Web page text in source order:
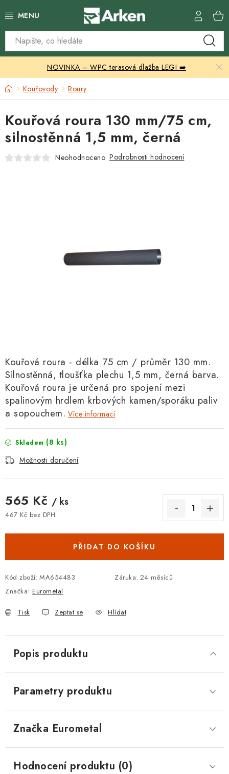
na
Skleníky
Zahradní přístřešky
Zahradní nábytek
Grily a ohniště
NOVINKA – WPC terasová dlažba LEGI ➡️
DomůKouřovody Roury
Kouřová roura - délka 75 cm / průměr 130 mm.
Silnostěnná, tloušťka plechu 1,5 mm, černá barva.
Kouřová roura je určená pro spojení mezi
spalinovým hrdlem krbových kamen/sporáku paliv
a sopouchem. Více informací
Skladem (8 ks)
Možnosti doručení
565 Kč / ks
467 Kč bez DPH
PŘIDAT DO KOŠÍKU
Kód zboží: MA654483 Záruka: 24 měsíců
Značka: Eurometal
Tisk Zeptat se Hlídat
Kouřová roura 130 mm/75 cm,
silnostěnná 1,5 mm, černá
Neohodnoceno Podrobnosti hodnocení
Popis produktu
Parametry produktu
Značka Eurometal
Hodnocení produktu (0)